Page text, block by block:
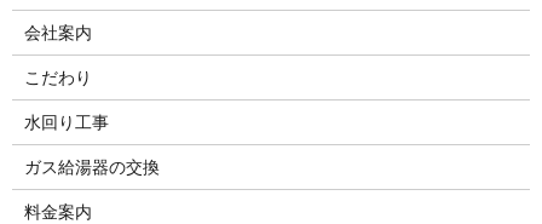
会社案内
こだわり
水回り工事
ガス給湯器の交換
料金案内